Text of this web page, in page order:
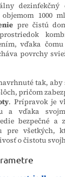
1000
pre čistú
vďaka
povrchy
tak,
pričom
. Prípravok je
a vďaka
bezpečné a
pre všetkých,
o čistotu